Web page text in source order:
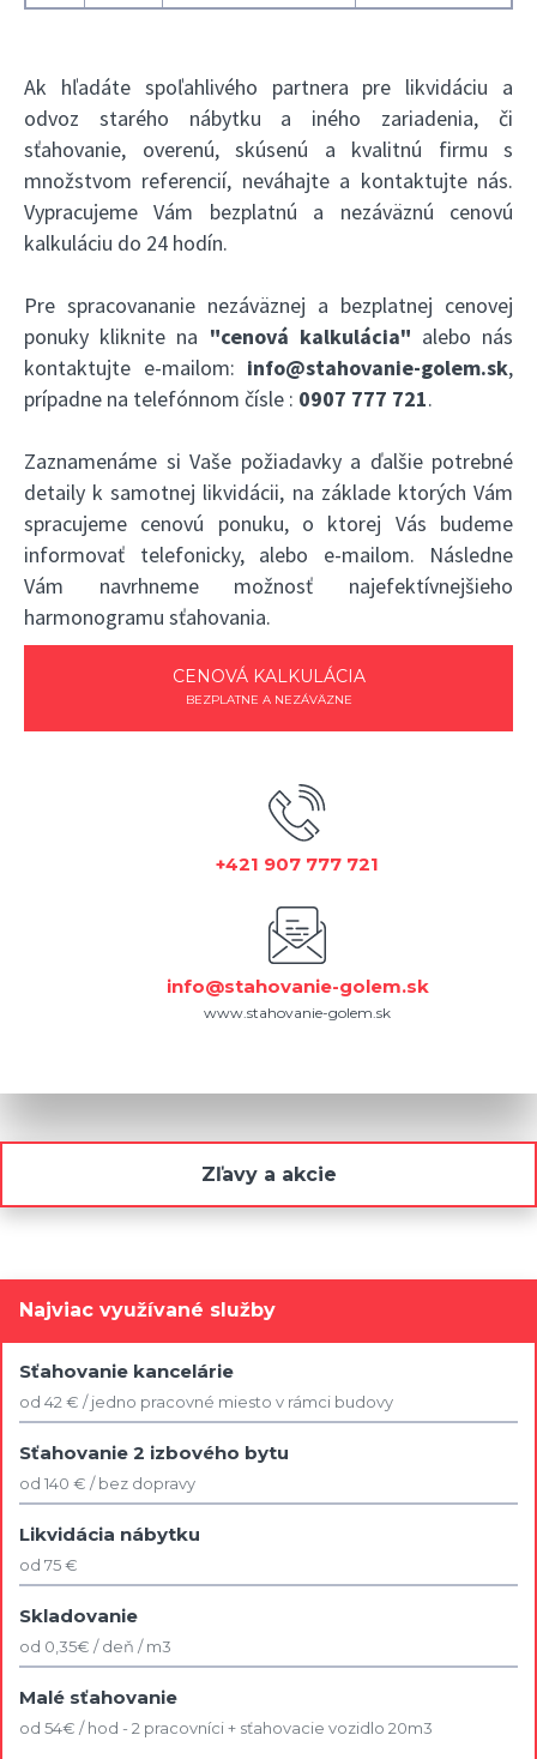
Ak hľadáte spoľahlivého partnera pre likvidáciu a
odvoz starého nábytku a iného zariadenia, či
sťahovanie, overenú, skúsenú a kvalitnú firmu s
množstvom referencií, neváhajte a kontaktujte nás.
Vypracujeme Vám bezplatnú a nezáväznú cenovú
kalkuláciu do 24 hodín.
Pre spracovananie nezáväznej a bezplatnej cenovej
ponuky kliknite na "cenová kalkulácia" alebo nás
kontaktujte e-mailom: info@stahovanie-golem.sk,
prípadne na telefónnom čísle : 0907 777 721.
Zaznamenáme si Vaše požiadavky a ďalšie potrebné
detaily k samotnej likvidácii, na základe ktorých Vám
spracujeme cenovú ponuku, o ktorej Vás budeme
informovať telefonicky, alebo e-mailom. Následne
Vám navrhneme možnosť najefektívnejšieho
harmonogramu sťahovania.
CENOVÁ KALKULÁCIA
BEZPLATNE A NEZÁVÄZNE
+421 907 777 721
info@stahovanie-golem.sk
www.stahovanie-golem.sk
Zľavy a akcie
Najviac využívané služby
Sťahovanie kancelárie
od 42 € / jedno pracovné miesto v rámci budovy
Sťahovanie 2 izbového bytu
od 140 € / bez dopravy
Likvidácia nábytku
od 75 €
Skladovanie
od 0,35€ / deň / m3
Malé sťahovanie
od 54€ / hod - 2 pracovníci + sťahovacie vozidlo 20m3